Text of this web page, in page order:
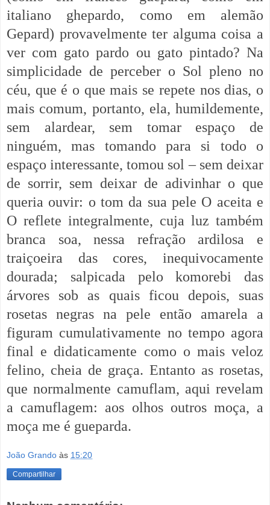
italiano ghepardo, como em alemão
Gepard) provavelmente ter alguma coisa a
ver com gato pardo ou gato pintado? Na
simplicidade de perceber o Sol pleno no
céu, que é o que mais se repete nos dias, o
mais comum, portanto, ela, humildemente,
sem alardear, sem tomar espaço de
ninguém, mas tomando para si todo o
espaço interessante, tomou sol – sem deixar
de sorrir, sem deixar de adivinhar o que
queria ouvir: o tom da sua pele O aceita e
O reflete integralmente, cuja luz também
branca soa, nessa refração ardilosa e
traiçoeira das cores, inequivocamente
dourada; salpicada pelo komorebi das
árvores sob as quais ficou depois, suas
rosetas negras na pele então amarela a
figuram cumulativamente no tempo agora
final e didaticamente como o mais veloz
felino, cheia de graça. Entanto as rosetas,
que normalmente camuflam, aqui revelam
a camuflagem: aos olhos outros moça, a
moça me é gueparda.
João Grando às 15:20
Compartilhar